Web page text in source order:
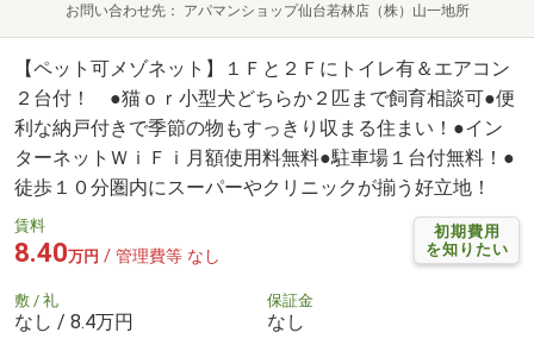
お問い合わせ先 アパマンショップ仙台若林店（株）山一地所
【ペット可メゾネット】１Ｆと２Ｆにトイレ有＆エアコン
２台付！ ●猫ｏｒ小型犬どちらか２匹まで飼育相談可●便
利な納戸付きで季節の物もすっきり収まる住まい！●イン
ターネットＷｉＦｉ月額使用料無料●駐車場１台付無料！●
徒歩１０分圏内にスーパーやクリニックが揃う好立地！
初期費用
を知りたい
賃料
8.40万円 / 管理費等 なし
敷 / 礼
なし / 8.4万円
保証金
なし